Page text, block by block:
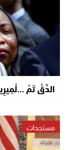
الدَّقْ تَمْ
مستجدات